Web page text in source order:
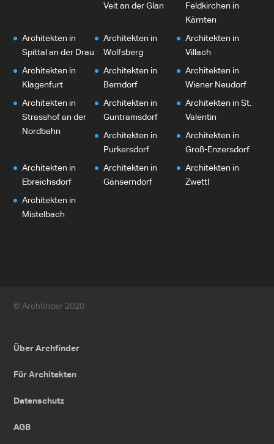
Veit an der Glan
Feldkirchen in
Kärnten
Architekten in
Spittal an der Drau
Architekten in
Wolfsberg
Architekten in
Villach
Architekten in
Klagenfurt
Architekten in
Berndorf
Architekten in
Wiener Neudorf
Architekten in
Strasshof an der
Nordbahn
Architekten in
Guntramsdorf
Architekten in St.
Valentin
Architekten in
Purkersdorf
Architekten in
Groß-Enzersdorf
Architekten in
Ebreichsdorf
Architekten in
Gänserndorf
Architekten in
Zwettl
Architekten in
Mistelbach
© Archfinder 2020
Über Archfinder
Für Architekten
Datenschutz
AGB